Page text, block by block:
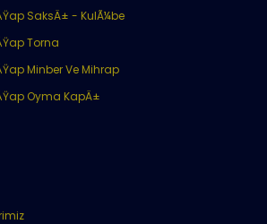
SaksÄ± - KulÃ¼be
Torna
Minber Ve Mihrap
Oyma KapÄ±